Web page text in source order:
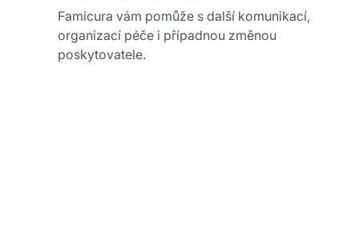
Famicura vám pomůže s další komunikací,
organizací péče i případnou změnou
poskytovatele.